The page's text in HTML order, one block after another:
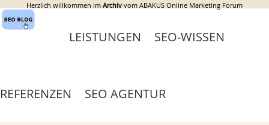
Herzlich willkommen im Archiv vom ABAKUS Online Marketing Forum
LEISTUNGEN SEO-WISSEN
REFERENZEN SEO AGENTUR